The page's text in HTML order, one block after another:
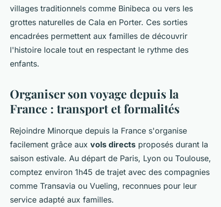
villages traditionnels comme Binibeca ou vers les
grottes naturelles de Cala en Porter. Ces sorties
encadrées permettent aux familles de découvrir
l'histoire locale tout en respectant le rythme des
enfants.
Organiser son voyage depuis la
France : transport et formalités
Rejoindre Minorque depuis la France s'organise
facilement grâce aux vols directs proposés durant la
saison estivale. Au départ de Paris, Lyon ou Toulouse,
comptez environ 1h45 de trajet avec des compagnies
comme Transavia ou Vueling, reconnues pour leur
service adapté aux familles.